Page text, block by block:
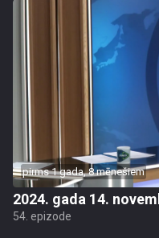
pirms 1 gada, 8 mēnešiem
2024. gada 14.
54. epizode